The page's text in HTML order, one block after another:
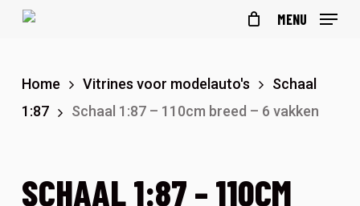
Skip
content
MENU
Home Vitrines voor modelauto's
Schaal
1:87
Schaal 1:87 – 110cm breed – 6 vakken
SCHAAL 1:87 – 110CM